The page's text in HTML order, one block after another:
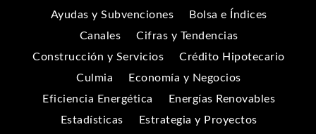
Ayudas y Subvenciones
Bolsa e Índices
Canales
Cifras y Tendencias
Construcción y Servicios
Crédito Hipotecario
Culmia
Economía y Negocios
Eficiencia Energética
Energías Renovables
Estadísticas
Estrategia y Proyectos